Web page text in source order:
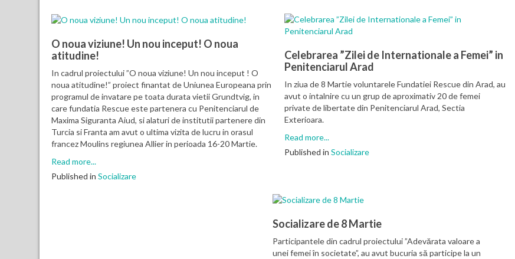
O noua viziune! Un nou inceput! O noua
atitudine!
In cadrul proiectului ”O noua viziune! Un nou inceput ! O
noua atitudine!” proiect finantat de Uniunea Europeana prin
programul de invatare pe toata durata vietii Grundtvig, in
care fundatia Rescue este partenera cu Penitenciarul de
Maxima Siguranta Aiud, si alaturi de institutii partenere din
Turcia si Franta am avut o ultima vizita de lucru in orasul
francez Moulins regiunea Allier in perioada 16-20 Martie.
Read more...
Published in Socializare
Celebrarea ”Zilei de Internationale a Femei” in
Penitenciarul Arad
In ziua de 8 Martie voluntarele Fundatiei Rescue din Arad, au
avut o intalnire cu un grup de aproximativ 20 de femei
private de libertate din Penitenciarul Arad, Sectia
Exterioara.
Read more...
Published in Socializare
Socializare de 8 Martie
Participantele din cadrul proiectului ”Adevărata valoare a
unei femei în societate”, au avut bucuria să participe la un